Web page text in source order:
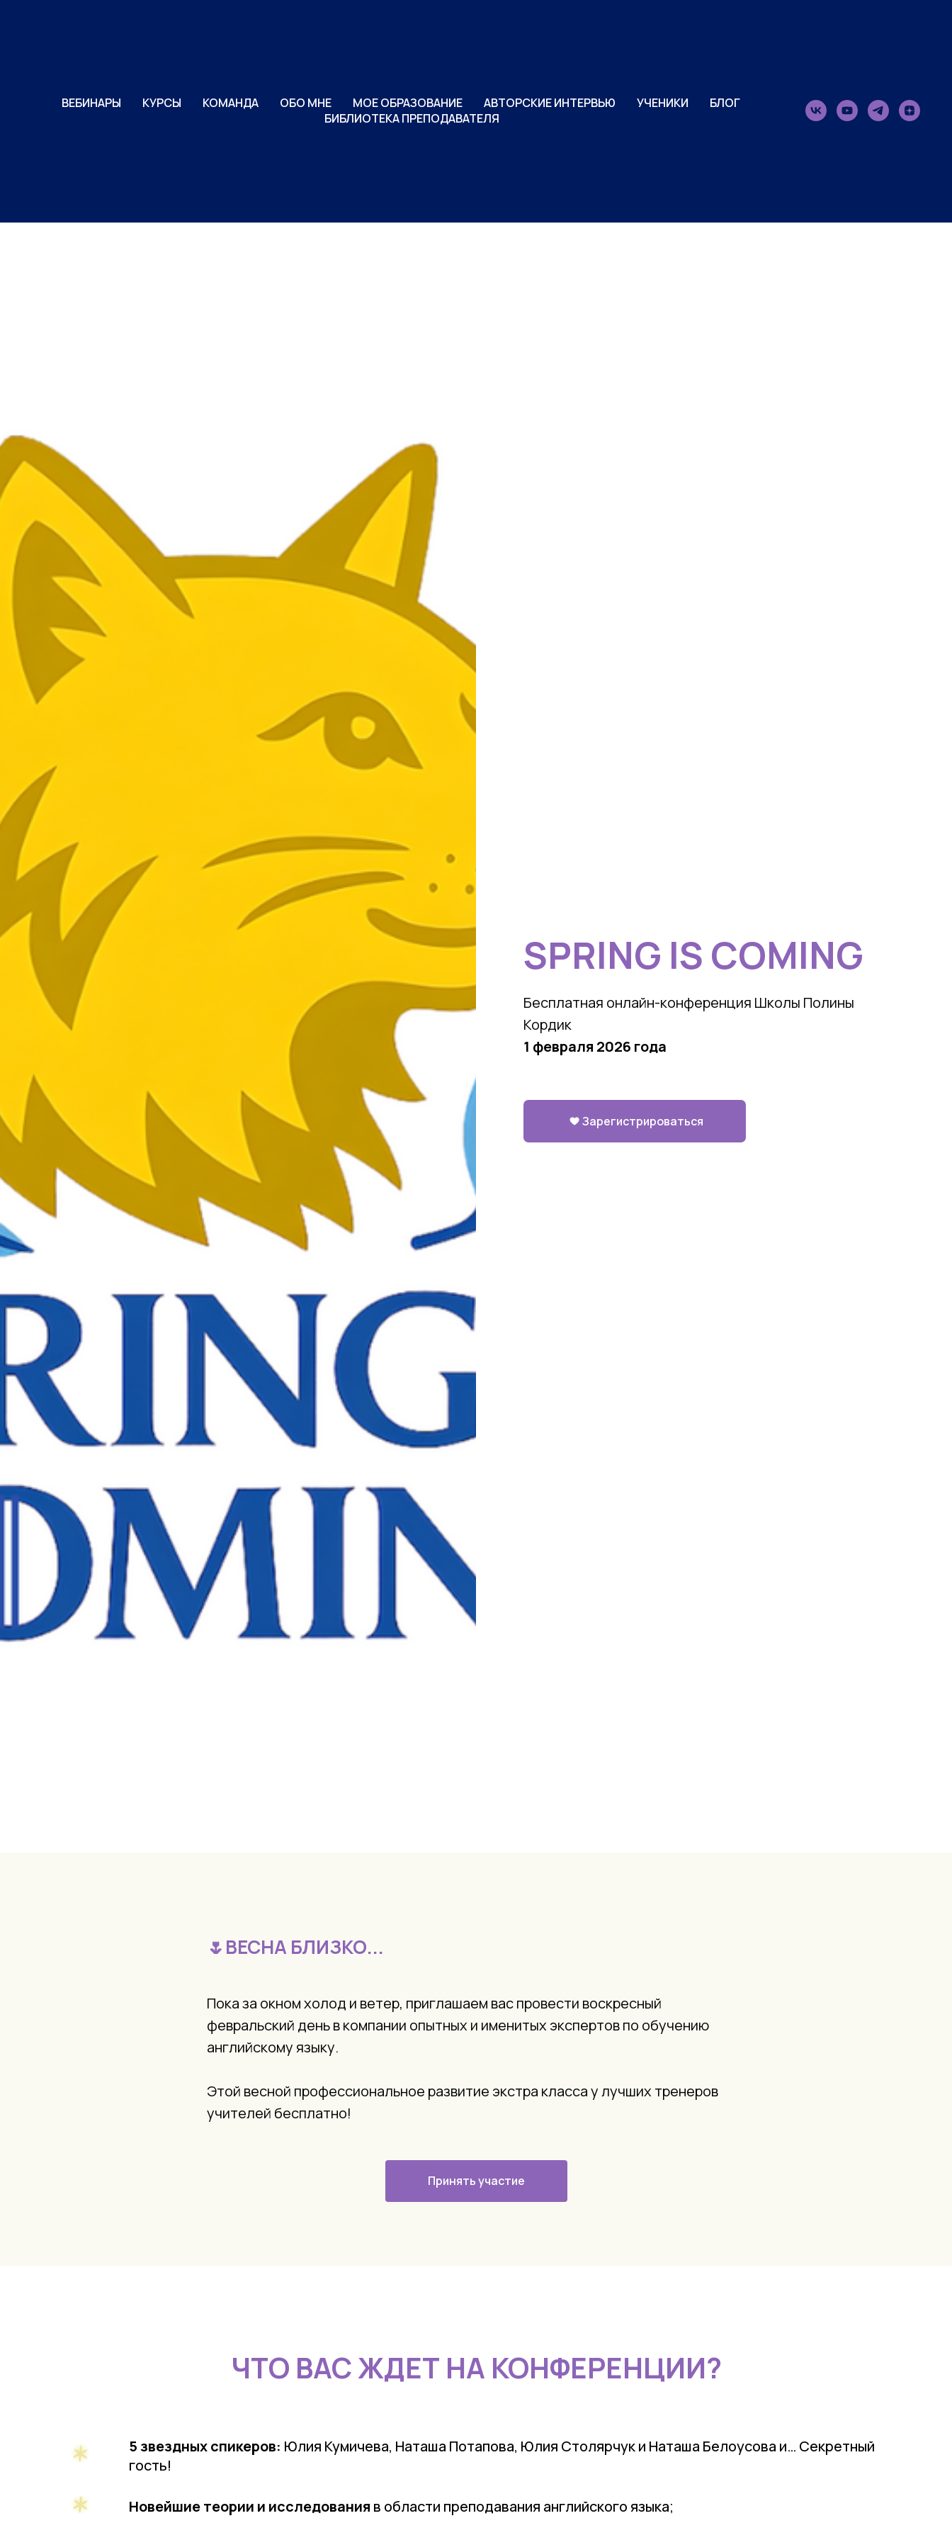
ВЕБИНАРЫ КУРСЫ КОМАНДА ОБО МНЕ МОЕ ОБРАЗОВАНИЕ АВТОРСКИЕ ИНТЕРВЬЮ УЧЕНИКИ
БЛОГ
БИБЛИОТЕКА ПРЕПОДАВАТЕЛЯ
SPRING IS COMING
Бесплатная онлайн-конференция Школы Полины
Кордик
1 февраля 2026 года
Зарегистрироваться
🌷ВЕСНА БЛИЗКО...
Пока за окном холод и ветер, приглашаем вас провести воскресный
февральский день в компании опытных и именитых экспертов по обучению
английскому языку.
Этой весной профессиональное развитие экстра класса у лучших тренеров
учителей бесплатно!
Принять участие
ЧТО ВАС ЖДЕТ НА КОНФЕРЕНЦИИ?
5 звездных спикеров: Юлия Кумичева, Наташа Потапова, Юлия Столярчук и Наташа Белоусова и… Секретный
гость!
Новейшие теории и исследования в области преподавания английского языка;